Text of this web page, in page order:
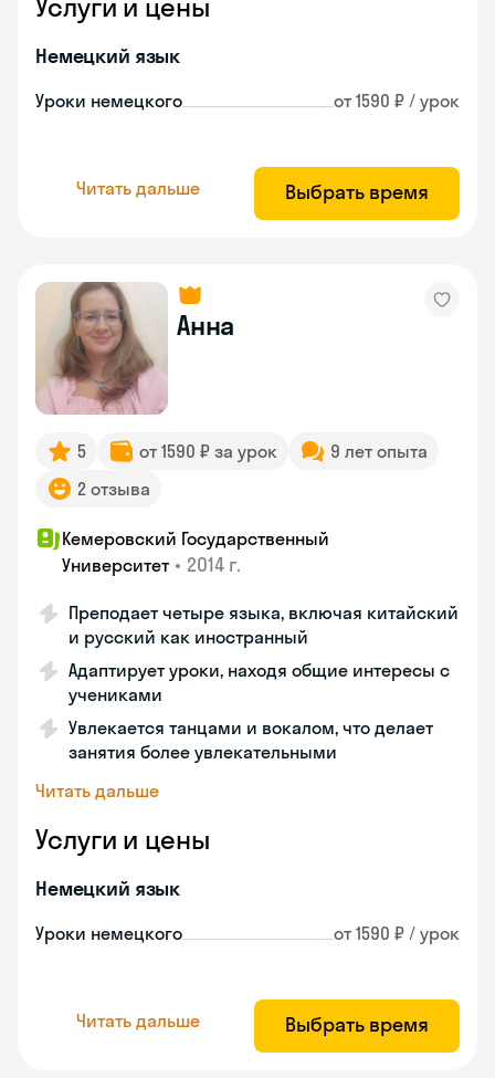
Услуги и цены
Немецкий язык
Уроки немецкого от 1590 ₽ / урок
Читать дальше Выбрать время
Анна
5 от 1590 ₽ за урок
9 лет опыта
2 отзыва
Кемеровский Государственный
Университет • 2014 г.
Преподает четыре языка, включая китайский
и русский как иностранный
Адаптирует уроки, находя общие интересы с
учениками
Увлекается танцами и вокалом, что делает
занятия более увлекательными
Читать дальше
Услуги и цены
Немецкий язык
Уроки немецкого от 1590 ₽ / урок
Читать дальше Выбрать время